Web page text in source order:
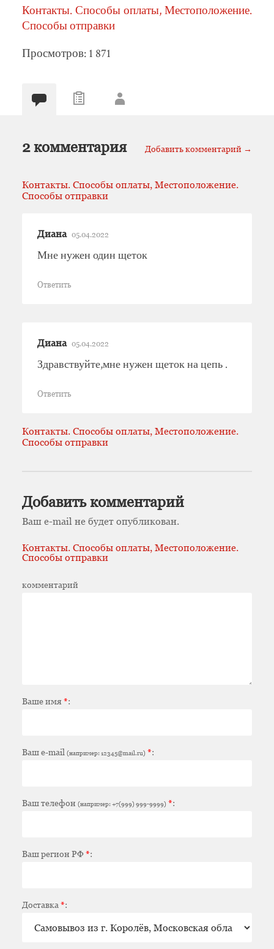
Контакты. Способы оплаты, Местоположение.
Способы отправки
Просмотров: 1 871
2 комментария Добавить комментарий →
Контакты. Способы оплаты, Местоположение.
Способы отправки
Диана 05.04.2022
Мне нужен один щеток
Ответить
Диана 05.04.2022
Здравствуйте,мне нужен щеток на цепь .
Ответить
Контакты. Способы оплаты, Местоположение.
Способы отправки
Добавить комментарий
Ваш e-mail не будет опубликован.
Контакты. Способы оплаты, Местоположение.
Способы отправки
комментарий
Ваше имя*:
Ваш e-mail (например: 12345@mail.ru) *:
Ваш телефон (например: +7(999) 999-9999) *:
Ваш регион РФ*:
Доставка *: